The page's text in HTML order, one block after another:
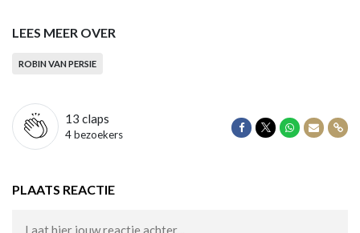
LEES MEER OVER
ROBIN VAN PERSIE
13 claps
4 bezoekers
Delen op Facebook
Delen op Twitter
Delen op
Delen
PLAATS REACTIE